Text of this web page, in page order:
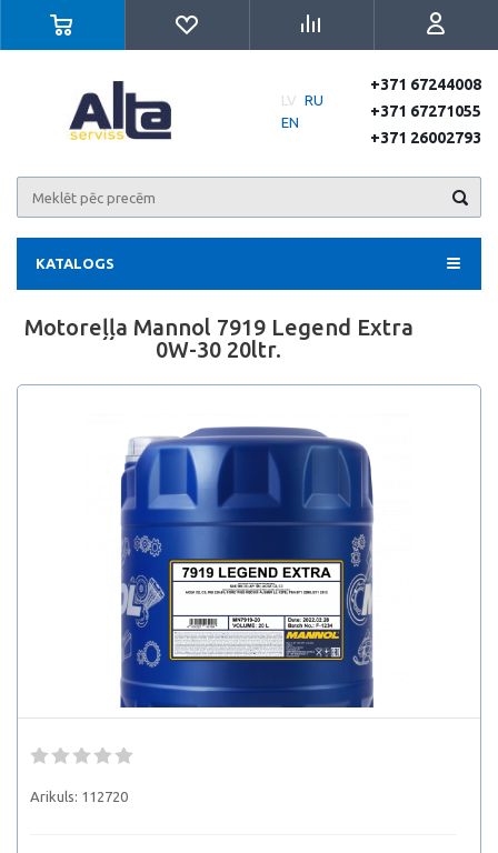
LV RU
EN
+371 67244008
+371 67271055
+371 26002793
KATALOGS
Motoreļļa Mannol 7919 Legend Extra
0W-30 20ltr.
Arikuls: 112720